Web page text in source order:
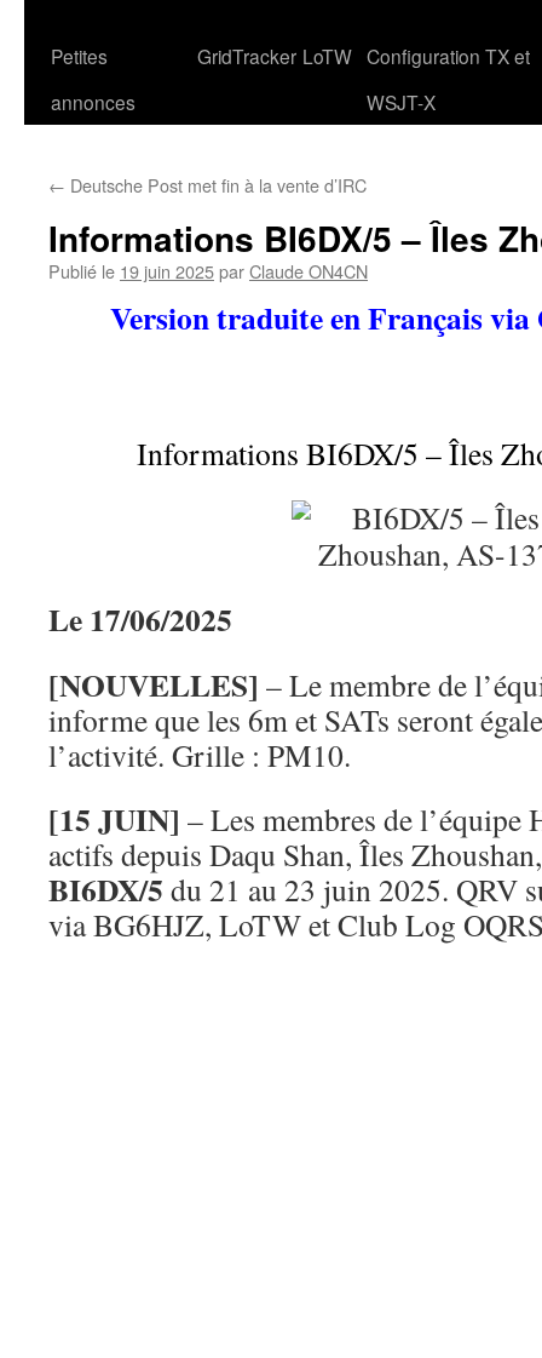
Petites
annonces
GridTracker LoTW Configuration TX et
WSJT-X
← Deutsche Post met fin à la vente d’IRC
Informations BI6DX/5 – Îles
Publié le 19 juin 2025parClaude ON4CN
Version traduite en Français via
Informations BI6DX/5 – Îles
Le 17/06/2025
[NOUVELLES] – Le membre de
informe que les 6m et SATs seront
l’activité. Grille : PM10.
[15 JUIN] – Les membres de l’équipe
actifs depuis Daqu Shan, Îles
BI6DX/5 du 21 au 23 juin 2025. QRV
via BG6HJZ, LoTW et Club Log